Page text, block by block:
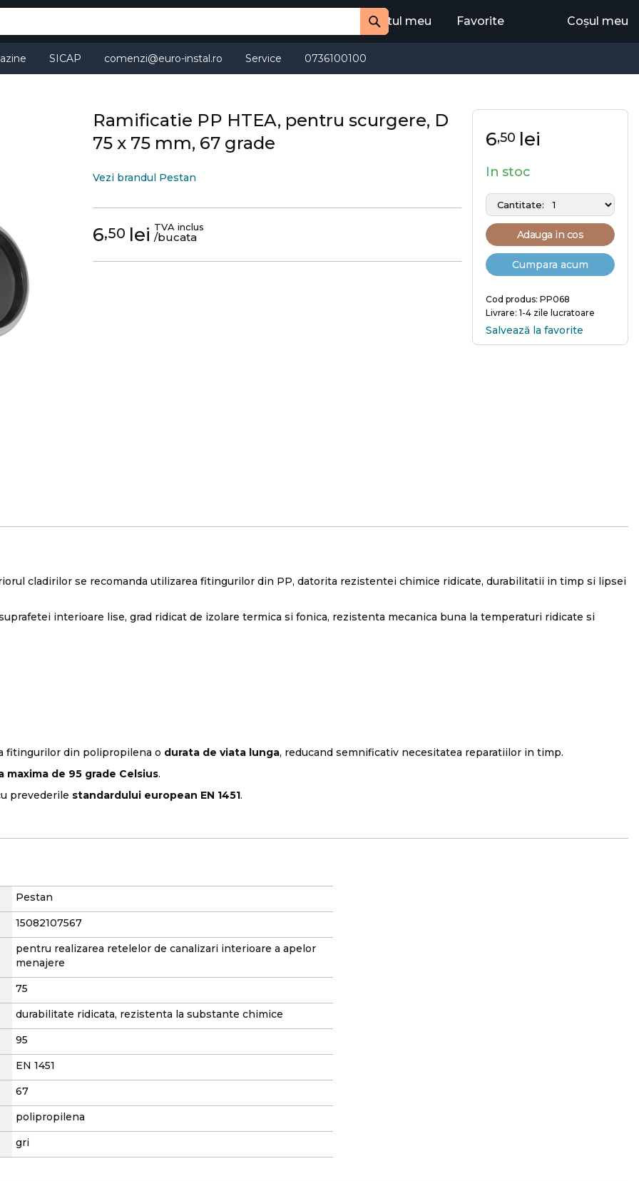
Cauta
Contul meu Favorite Coșul meu
SICAP comenzi@euro-instal.ro Service 0736100100
Ramificatie PP HTEA, pentru scurgere, D
75 x 75 mm, 67 grade
Vezi brandul Pestan
6,50 lei TVA inclus
/bucata
6,50 lei
In stoc
Adauga in cos
Cumpara acum
Cod produs: PP068
Livrare: 1-4 zile lucratoare
Salvează la favorite
cladirilor se recomanda utilizarea fitingurilor din PP, datorita rezistentei chimice ridicate, durabilitatii in timp si lipsei
interioare lise, grad ridicat de izolare termica si fonica, rezistenta mecanica buna la temperaturi ridicate si
fitingurilor din polipropilena o durata de viata lunga, reducand semnificativ necesitatea reparatiilor in timp.
maxima de 95 grade Celsius.
prevederile standardului european EN 1451.
Pestan
15082107567
pentru realizarea retelelor de canalizari interioare a apelor
menajere
75
durabilitate ridicata, rezistenta la substante chimice
95
EN 1451
67
polipropilena
gri